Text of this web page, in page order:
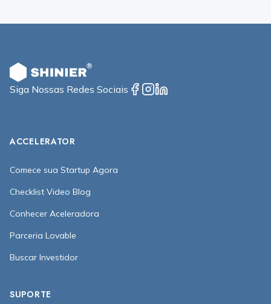
Siga Nossas Redes Sociais
ACCELERATOR
Comece sua Startup Agora
Checklist Video Blog
Conhecer Aceleradora
Parceria Lovable
Buscar Investidor
SUPORTE